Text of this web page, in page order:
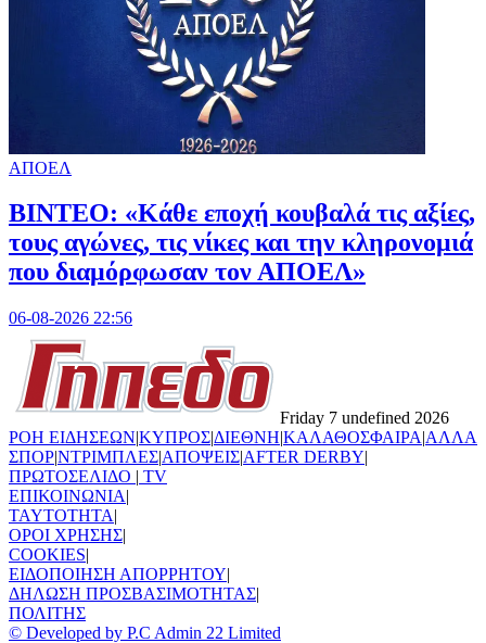
ΑΠΟΕΛ
ΒΙΝΤΕΟ: «Κάθε εποχή κουβαλά τις αξίες,
τους αγώνες, τις νίκες και την κληρονομιά
που διαμόρφωσαν τον ΑΠΟΕΛ»
06-08-2026 22:56
Friday 7 undefined 2026
ΡΟΗ ΕΙΔΗΣΕΩΝ|ΚΥΠΡΟΣ|ΔΙΕΘΝΗ|ΚΑΛΑΘΟΣΦΑΙΡΑ|ΑΛΛΑ
ΣΠΟΡ|ΝΤΡΙΜΠΛΕΣ|ΑΠΟΨΕΙΣ|AFTER DERBY|
ΠΡΩΤΟΣΕΛΙΔΟ | TV
ΕΠΙΚΟΙΝΩΝΙΑ|
TAYTOTHTA|
ΟΡΟΙ ΧΡΗΣΗΣ|
COOKIES|
ΕΙΔΟΠΟΙΗΣΗ ΑΠΟΡΡΗΤΟΥ|
ΔΗΛΩΣΗ ΠΡΟΣΒΑΣΙΜΟΤΗΤΑΣ|
ΠΟΛΙΤΗΣ
© Developed by P.C Admin 22 Limited